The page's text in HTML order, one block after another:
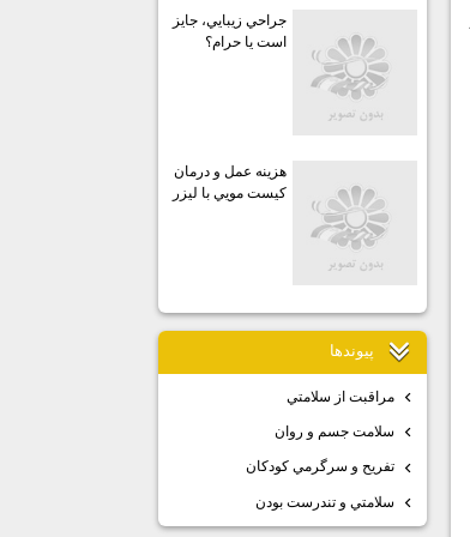
جراحي زيبايي، جايز
است يا حرام؟
هزينه عمل و درمان
كيست مويي با ليزر
پيوندها
مراقبت از سلامتي
سلامت جسم و روان
تفريح و سرگرمي كودكان
سلامتي و تندرست بودن